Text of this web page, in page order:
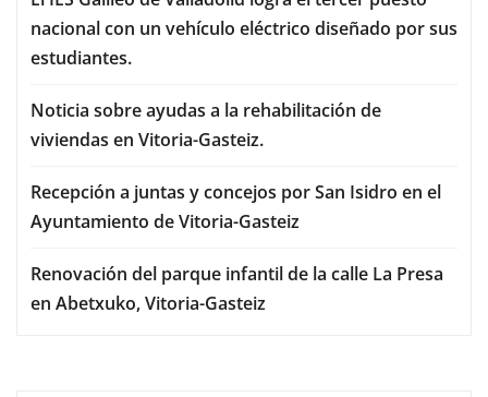
nacional con un vehículo eléctrico diseñado por sus
estudiantes.
Noticia sobre ayudas a la rehabilitación de
viviendas en Vitoria-Gasteiz.
Recepción a juntas y concejos por San Isidro en el
Ayuntamiento de Vitoria-Gasteiz
Renovación del parque infantil de la calle La Presa
en Abetxuko, Vitoria-Gasteiz